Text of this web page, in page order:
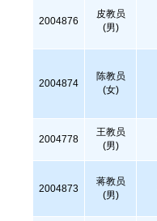
2004876
皮教员
(男)
2004874
陈教员
(女)
2004778
王教员
(男)
2004873
蒋教员
(男)